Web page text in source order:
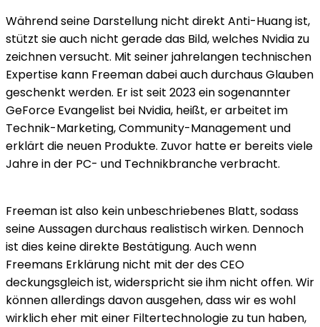
Während seine Darstellung nicht direkt Anti-Huang ist,
stützt sie auch nicht gerade das Bild, welches Nvidia zu
zeichnen versucht. Mit seiner jahrelangen technischen
Expertise kann Freeman dabei auch durchaus Glauben
geschenkt werden. Er ist seit 2023 ein sogenannter
GeForce Evangelist bei Nvidia, heißt, er arbeitet im
Technik-Marketing, Community-Management und
erklärt die neuen Produkte. Zuvor hatte er bereits viele
Jahre in der PC- und Technikbranche verbracht.
Freeman ist also kein unbeschriebenes Blatt, sodass
seine Aussagen durchaus realistisch wirken. Dennoch
ist dies keine direkte Bestätigung. Auch wenn
Freemans Erklärung nicht mit der des CEO
deckungsgleich ist, widerspricht sie ihm nicht offen. Wir
können allerdings davon ausgehen, dass wir es wohl
wirklich eher mit einer Filtertechnologie zu tun haben,